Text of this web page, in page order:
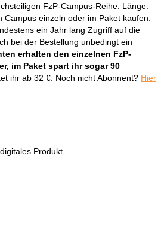
FzP-Campus-Reihe. Länge:
einzeln oder im Paket kaufen.
ein Jahr lang Zugriff auf die
bei der Bestellung unbedingt ein
erhalten den einzelnen FzP-
im Paket spart ihr sogar 90
ihr ab 32 €. Noch nicht Abonnent? Hier
Produkt